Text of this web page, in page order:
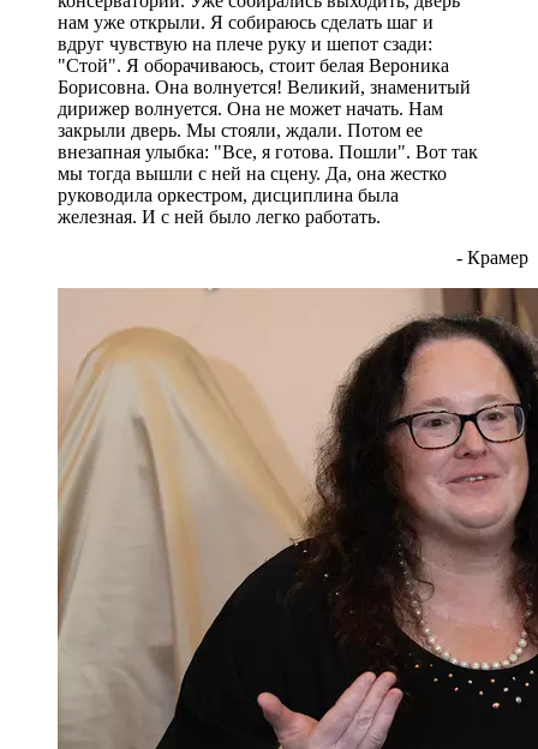
нам уже открыли. Я собираюсь сделать шаг и
вдруг чувствую на плече руку и шепот сзади:
"Стой". Я оборачиваюсь, стоит белая Вероника
Борисовна. Она волнуется! Великий, знаменитый
дирижер волнуется. Она не может начать. Нам
закрыли дверь. Мы стояли, ждали. Потом ее
внезапная улыбка: "Все, я готова. Пошли". Вот так
мы тогда вышли с ней на сцену. Да, она жестко
руководила оркестром, дисциплина была
железная. И с ней было легко работать.
- Крамер